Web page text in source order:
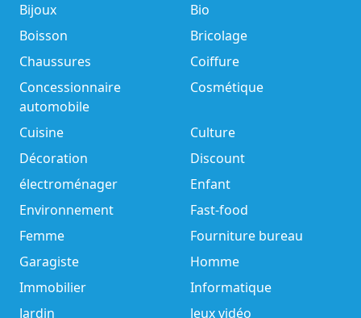
Bijoux
Bio
Boisson
Bricolage
Chaussures
Coiffure
Concessionnaire
automobile
Cosmétique
Cuisine
Culture
Décoration
Discount
électroménager
Enfant
Environnement
Fast-food
Femme
Fourniture bureau
Garagiste
Homme
Immobilier
Informatique
Jardin
Jeux vidéo